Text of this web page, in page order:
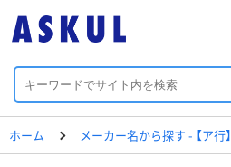
ホーム メーカー名から探す - 【ア行】